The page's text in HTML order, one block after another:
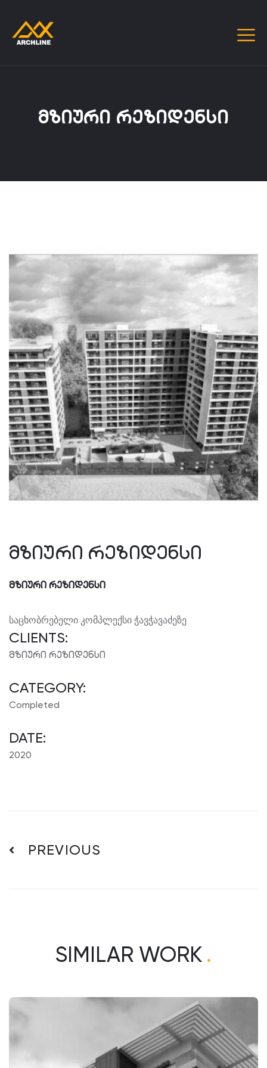
ᲛᲖᲘᲣᲠᲘ ᲠᲔᲖᲘᲓᲔᲜᲡᲘ
ᲛᲖᲘᲣᲠᲘ ᲠᲔᲖᲘᲓᲔᲜᲡᲘ
მზიური რეზიდენსი
საცხობრებელი კომპლექსი ჭავჭავაძეზე
CLIENTS:
მზიური რეზიდენსი
CATEGORY:
Completed
DATE:
2020
PREVIOUS
SIMILAR WORK .